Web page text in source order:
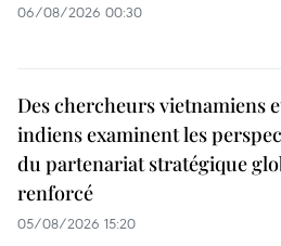
06/08/2026 00:30
Des chercheurs vietnamiens
indiens examinent les
du partenariat stratégique
renforcé
05/08/2026 15:20